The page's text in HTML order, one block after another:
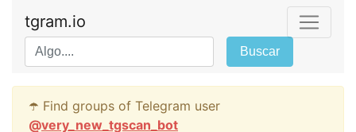
tgram.io
Buscar
☂️ Find groups of Telegram user
@very_new_tgscan_bot